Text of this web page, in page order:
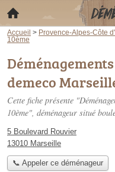
Accueil > Provence-Alpes-Côte
10ème
demeco
Cette fiche présente
10ème", déménageur situé
5 Boulevard Rouvier
13010 Marseille
📞 Appeler ce déménageur